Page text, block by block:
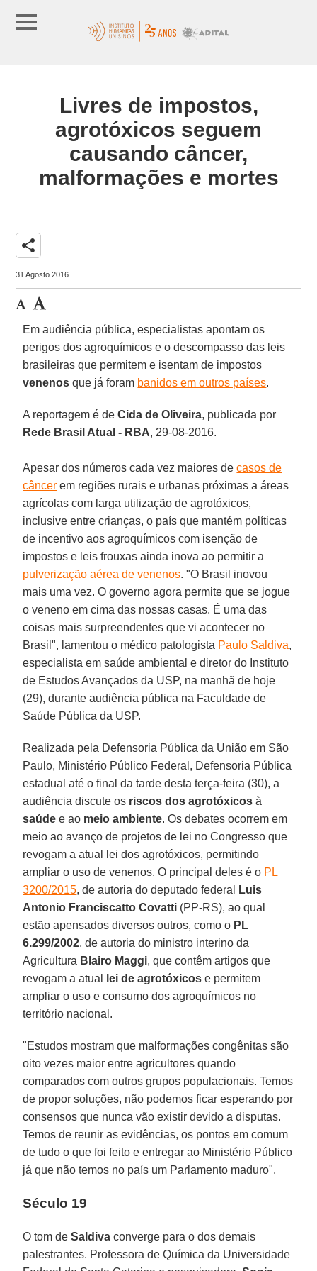
Livres de impostos,
agrotóxicos seguem
causando câncer,
malformações e mortes
share
31 Agosto 2016
Em audiência pública, especialistas apontam os
perigos dos agroquímicos e o descompasso das leis
brasileiras que permitem e isentam de impostos
venenos que já foram banidos em outros países.
A reportagem é deCida de Oliveira, publicada por
Rede Brasil Atual - RBA, 29-08-2016.
Apesar dos números cada vez maiores decasos de
câncer em regiões rurais e urbanas próximas a áreas
agrícolas com larga utilização de agrotóxicos,
inclusive entre crianças, o país que mantém políticas
de incentivo aos agroquímicos com isenção de
impostos e leis frouxas ainda inova ao permitir a
pulverização aérea de venenos. "O Brasil inovou
mais uma vez. O governo agora permite que se jogue
o veneno em cima das nossas casas. É uma das
coisas mais surpreendentes que vi acontecer no
Brasil", lamentou o médico patologista Paulo Saldiva,
especialista em saúde ambiental e diretor do Instituto
de Estudos Avançados da USP, na manhã de hoje
(29), durante audiência pública na Faculdade de
Saúde Pública da USP.
Realizada pela Defensoria Pública da União em São
Paulo, Ministério Público Federal, Defensoria Pública
estadual até o final da tarde desta terça-feira (30), a
audiência discute os riscos dos agrotóxicos à
saúde e ao meio ambiente. Os debates ocorrem em
meio ao avanço de projetos de lei no Congresso que
revogam a atual lei dos agrotóxicos, permitindo
ampliar o uso de venenos. O principal deles é o PL
3200/2015, de autoria do deputado federal
Luis
Antonio Franciscatto Covatti (PP-RS), ao qual
estão apensados diversos outros, como o PL
6.299/2002, de autoria do ministro interino da
Agricultura Blairo Maggi, que contêm artigos que
revogam a atual
lei de agrotóxicos e permitem
ampliar o uso e consumo dos agroquímicos no
território nacional.
"Estudos mostram que malformações congênitas são
oito vezes maior entre agricultores quando
comparados com outros grupos populacionais. Temos
de propor soluções, não podemos ficar esperando por
consensos que nunca vão existir devido a disputas.
Temos de reunir as evidências, os pontos em comum
de tudo o que foi feito e entregar ao Ministério Público
já que não temos no país um Parlamento maduro".
Século 19
O tom deSaldiva converge para o dos demais
palestrantes. Professora de Química da Universidade